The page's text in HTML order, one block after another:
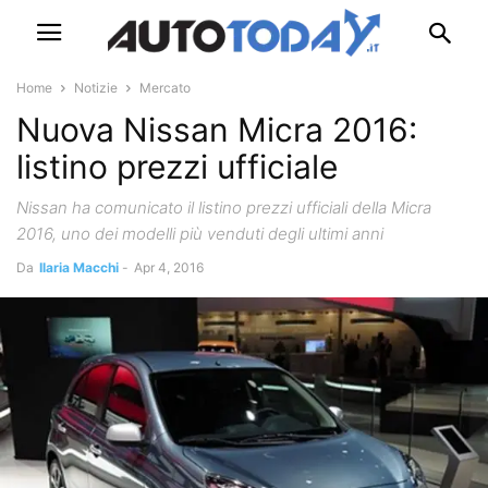
Home Notizie Mercato
Nuova Nissan Micra 2016:
listino prezzi ufficiale
Nissan ha comunicato il listino prezzi ufficiali della Micra
2016, uno dei modelli più venduti degli ultimi anni
Da Ilaria Macchi - Apr 4, 2016